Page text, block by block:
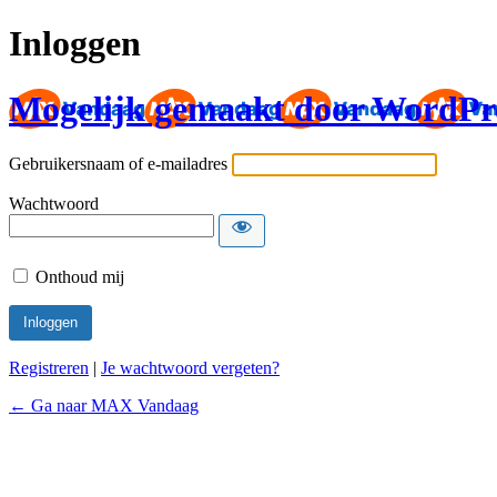
Inloggen
Mogelijk gemaakt door
Gebruikersnaam of e-mailadres
Wachtwoord
Onthoud mij
Registreren | Je wachtwoord vergeten?
← Ga naar MAX Vandaag